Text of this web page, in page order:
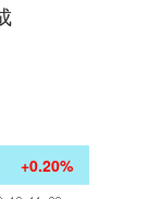
+0.20%